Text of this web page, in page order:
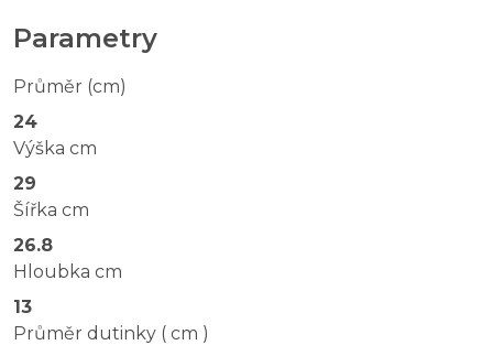
Parametry
Průměr (cm)
24
Výška cm
29
Šířka cm
26.8
Hloubka cm
13
Průměr dutinky ( cm )